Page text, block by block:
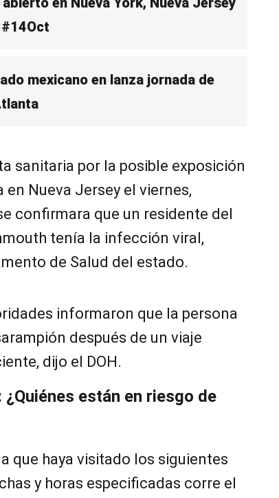
mexicano en lanza jornada de
sanitaria por la posible exposición
Nueva Jersey el viernes,
confirmara que un residente del
tenía la infección viral,
de Salud del estado.
informaron que la persona
después de un viaje
dijo el DOH.
¿Quiénes están en riesgo de
que haya visitado los siguientes
y horas especificadas corre el